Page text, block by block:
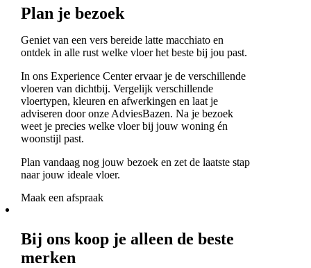
Plan je bezoek
Geniet van een vers bereide latte macchiato en
ontdek in alle rust welke vloer het beste bij jou past.
In ons Experience Center ervaar je de verschillende
vloeren van dichtbij. Vergelijk verschillende
vloertypen, kleuren en afwerkingen en laat je
adviseren door onze AdviesBazen. Na je bezoek
weet je precies welke vloer bij jouw woning én
woonstijl past.
Plan vandaag nog jouw bezoek en zet de laatste stap
naar jouw ideale vloer.
Maak een afspraak
Bij ons koop je alleen de beste
merken